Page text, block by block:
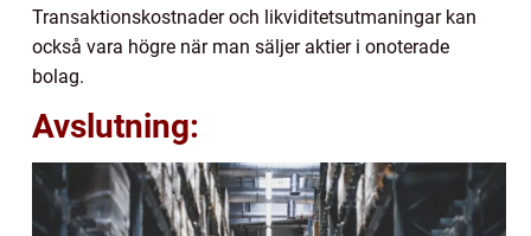
Transaktionskostnader och likviditetsutmaningar kan
också vara högre när man säljer aktier i onoterade
bolag.
Avslutning: